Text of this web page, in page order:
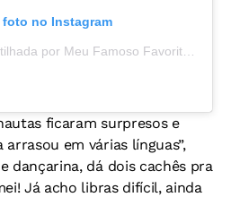
foto no Instagram
ficaram surpresos e
arrasou em várias línguas”,
dançarina, dá dois cachês pra
Já acho libras difícil, ainda